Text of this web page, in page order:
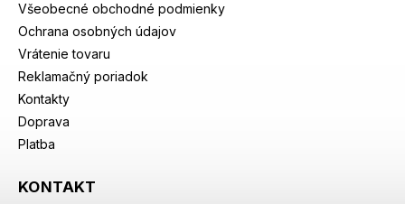
Všeobecné obchodné podmienky
Ochrana osobných údajov
Vrátenie tovaru
Reklamačný poriadok
Kontakty
Doprava
Platba
KONTAKT